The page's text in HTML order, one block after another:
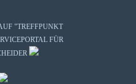
"TREFFPUNKT
FÜR